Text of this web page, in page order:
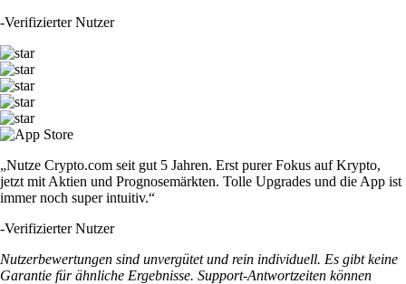
-Verifizierter Nutzer
„Nutze Crypto.com seit gut 5 Jahren. Erst purer Fokus auf Krypto,
jetzt mit Aktien und Prognosemärkten. Tolle Upgrades und die App ist
immer noch super intuitiv.“
-Verifizierter Nutzer
Nutzerbewertungen sind unvergütet und rein individuell. Es gibt keine
Garantie für ähnliche Ergebnisse. Support-Antwortzeiten können